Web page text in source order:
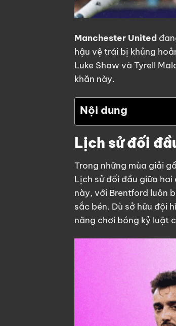
Manchester United
hậu vệ trái bị khủng
Luke Shaw và Tyrell
khăn này.
Nội dung
Lịch sử đối
Trong những mùa giải
Lịch sử đối đầu giữa
này, với Brentford luôn
sắc bén. Dù sở hữu đội
năng chơi bóng kỷ luật